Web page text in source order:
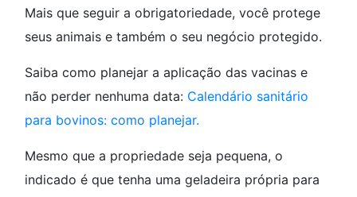
Mais que seguir a obrigatoriedade, você protege
seus animais e também o seu negócio protegido.
Saiba como planejar a aplicação das vacinas e
não perder nenhuma data: Calendário sanitário
para bovinos: como planejar.
Mesmo que a propriedade seja pequena, o
indicado é que tenha uma geladeira própria para